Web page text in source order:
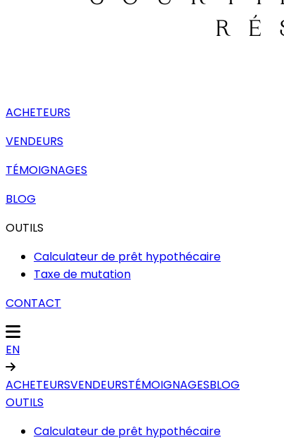
ACHETEURS
VENDEURS
TÉMOIGNAGES
BLOG
OUTILS
Calculateur de prêt hypothécaire
Taxe de mutation
CONTACT
EN
ACHETEURSVENDEURSTÉMOIGNAGESBLOG
OUTILS
Calculateur de prêt hypothécaire